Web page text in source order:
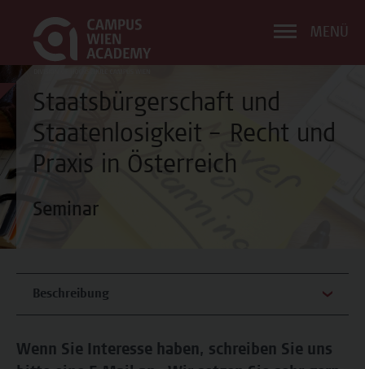
MENÜ
Staatsbürgerschaft und
Staatenlosigkeit – Recht und
Praxis in Österreich
Seminar
Beschreibung
Wenn Sie Interesse haben, schreiben Sie uns